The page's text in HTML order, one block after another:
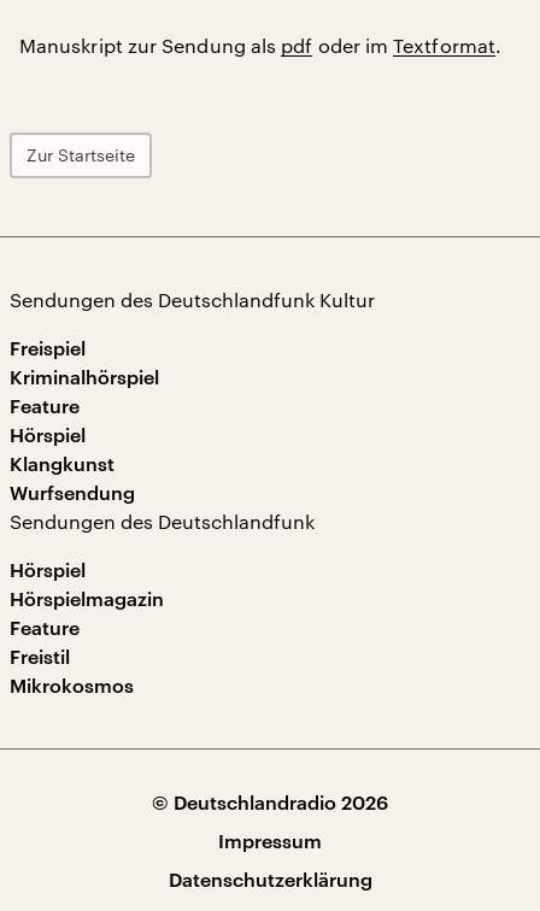
Manuskript zur Sendung als pdf oder imTextformat.
Zur Startseite
Sendungen des Deutschlandfunk Kultur
Freispiel
Kriminalhörspiel
Feature
Hörspiel
Klangkunst
Wurfsendung
Sendungen des Deutschlandfunk
Hörspiel
Hörspielmagazin
Feature
Freistil
Mikrokosmos
© Deutschlandradio 2026
Impressum
Datenschutzerklärung